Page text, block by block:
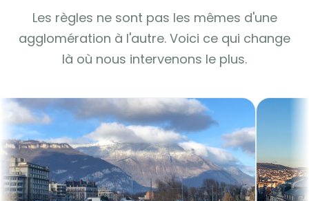
Les règles ne sont pas les mêmes d'une
agglomération à l'autre. Voici ce qui change
là où nous intervenons le plus.